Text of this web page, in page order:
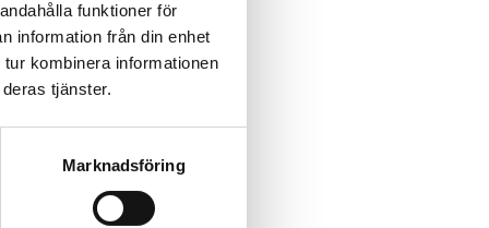
funktioner för
information från din enhet
kombinera informationen
tjänster.
Marknadsföring